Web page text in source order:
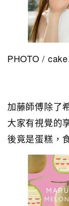
PHOTO /
加藤師傅除了
大家有視覺的
後竟是蛋糕，